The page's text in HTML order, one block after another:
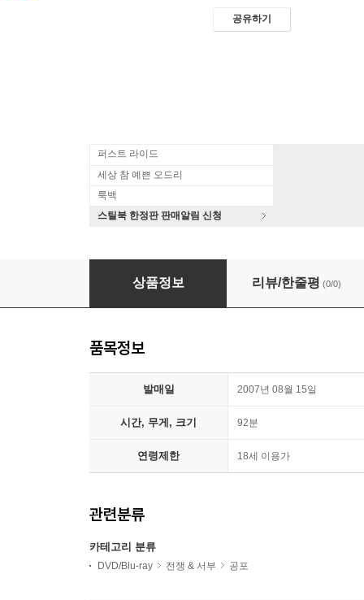
공유하기
퍼스트 라이드
세상 참 예쁜 오드리
룩백
스틸북 한정판 판매알림 신청
상품정보 리뷰/한줄평 (0/0)
품목정보
발매일 2007년 08월 15일
시간, 무게, 크기 92분
연령제한 18세 이용가
관련분류
카테고리 분류
DVD/Blu-ray 전쟁 & 서부 공포